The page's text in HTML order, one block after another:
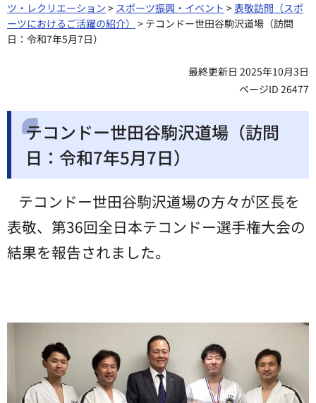
ツ・レクリエーション > スポーツ振興・イベント >表敬訪問（スポ
ーツにおけるご活躍の紹介） > テコンドー世田谷駒沢道場（訪問
日：令和7年5月7日）
最終更新日 2025年10月3日
ページID 26477
テコンドー世田谷駒沢道場（訪問
日：令和7年5月7日）
テコンドー世田谷駒沢道場の方々が区長を
表敬、第36回全日本テコンドー選手権大会の
結果を報告されました。